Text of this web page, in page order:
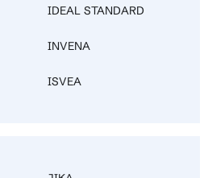
IDEAL STANDARD
INVENA
ISVEA